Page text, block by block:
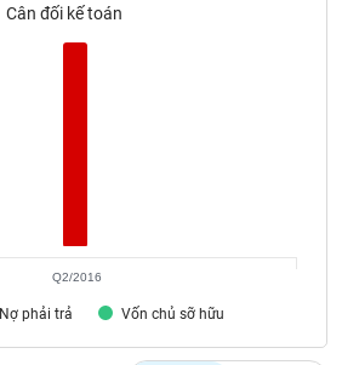
Cân đối kế toán
Nợ phải trả Vốn chủ sỡ hữu
Q2/2016